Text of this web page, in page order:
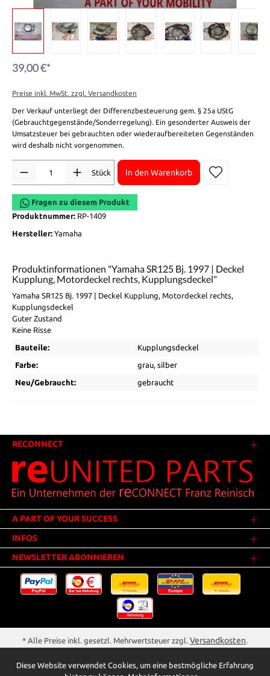
39,00 €*
Preise inkl. MwSt. zzgl. Versandkosten
Der Verkauf unterliegt der Differenzbesteuerung gem. § 25a UStG
(Gebrauchtgegenstände/Sonderregelung). Ein gesonderter Ausweis der
Umsatzsteuer bei gebrauchten oder wiederaufbereiteten Gegenständen
wird deshalb nicht vorgenommen.
Stück
In den Warenkorb
Fragen zu diesem Produkt
Produktnummer: RP-1409
Hersteller: Yamaha
Produktinformationen "Yamaha SR125 Bj. 1997 | Deckel
Kupplung, Motordeckel rechts, Kupplungsdeckel"
Yamaha SR125 Bj. 1997 | Deckel Kupplung, Motordeckel rechts,
Kupplungsdeckel
Guter Zustand
Keine Risse
Bauteile: Kupplungsdeckel
Farbe: grau, silber
Neu/Gebraucht: gebraucht
RECONNECT
A PART OF YOUR SUCCESS
INFOS
NEWSLETTER ABONNIEREN
* Alle Preise inkl. gesetzl. Mehrwertsteuer zzgl. Versandkosten.
** Der Verkauf unterliegt der Differenzbesteuerung gem. § 25a UStG
Diese Website verwendet Cookies, um eine bestmögliche Erfahrung